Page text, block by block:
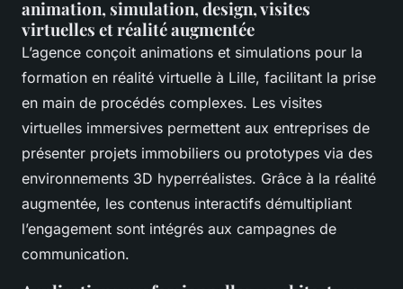
animation, simulation, design, visites
virtuelles et réalité augmentée
L’agence conçoit animations et simulations pour la
formation en réalité virtuelle à Lille, facilitant la prise
en main de procédés complexes. Les visites
virtuelles immersives permettent aux entreprises de
présenter projets immobiliers ou prototypes via des
environnements 3D hyperréalistes. Grâce à la réalité
augmentée, les contenus interactifs démultipliant
l’engagement sont intégrés aux campagnes de
communication.